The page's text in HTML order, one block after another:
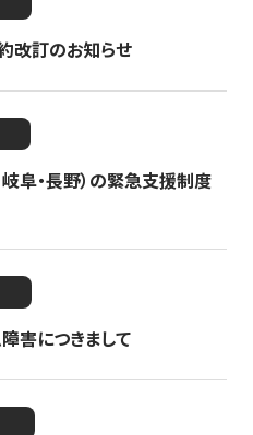
改訂のお知らせ
阜・長野）の緊急支援制度
害につきまして